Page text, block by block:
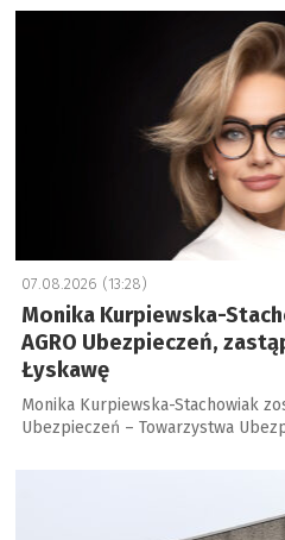
a
07.08.2026 (13:28)
Monika Kurpiewska-
AGRO Ubezpieczeń,
Łyskawę
Monika Kurpiewska-Stachowiak
Ubezpieczeń – Towarzystwa